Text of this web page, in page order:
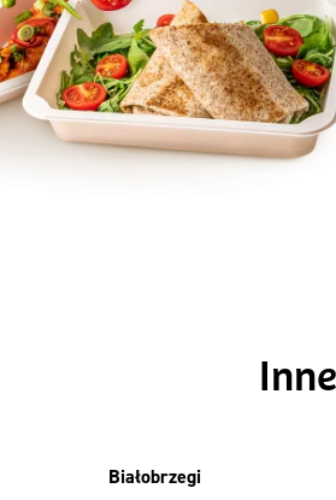
Białobrzegi